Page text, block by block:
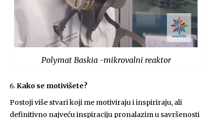
Polymat Baskia -mikrovalni reaktor
Kako se motivišete?
Postoji više stvari koji me motiviraju i inspiriraju, ali
definitivno najveću inspiraciju pronalazim u savršenosti